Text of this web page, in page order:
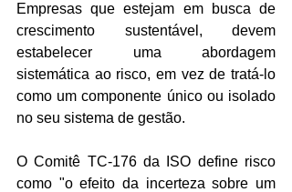
Empresas que estejam em busca de
crescimento sustentável, devem
estabelecer uma abordagem
sistemática ao risco, em vez de tratá-lo
como um componente único ou isolado
no seu sistema de gestão.
O Comitê TC-176 da ISO define risco
como "o efeito da incerteza sobre um